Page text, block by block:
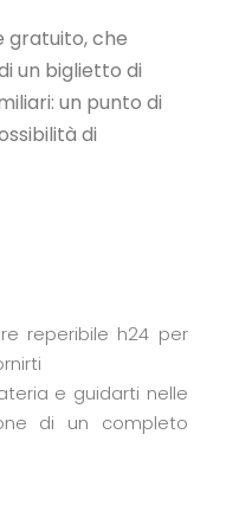
gratuito, che
un biglietto di
un punto di
di
reperibile h24 per
e guidarti nelle
di un completo